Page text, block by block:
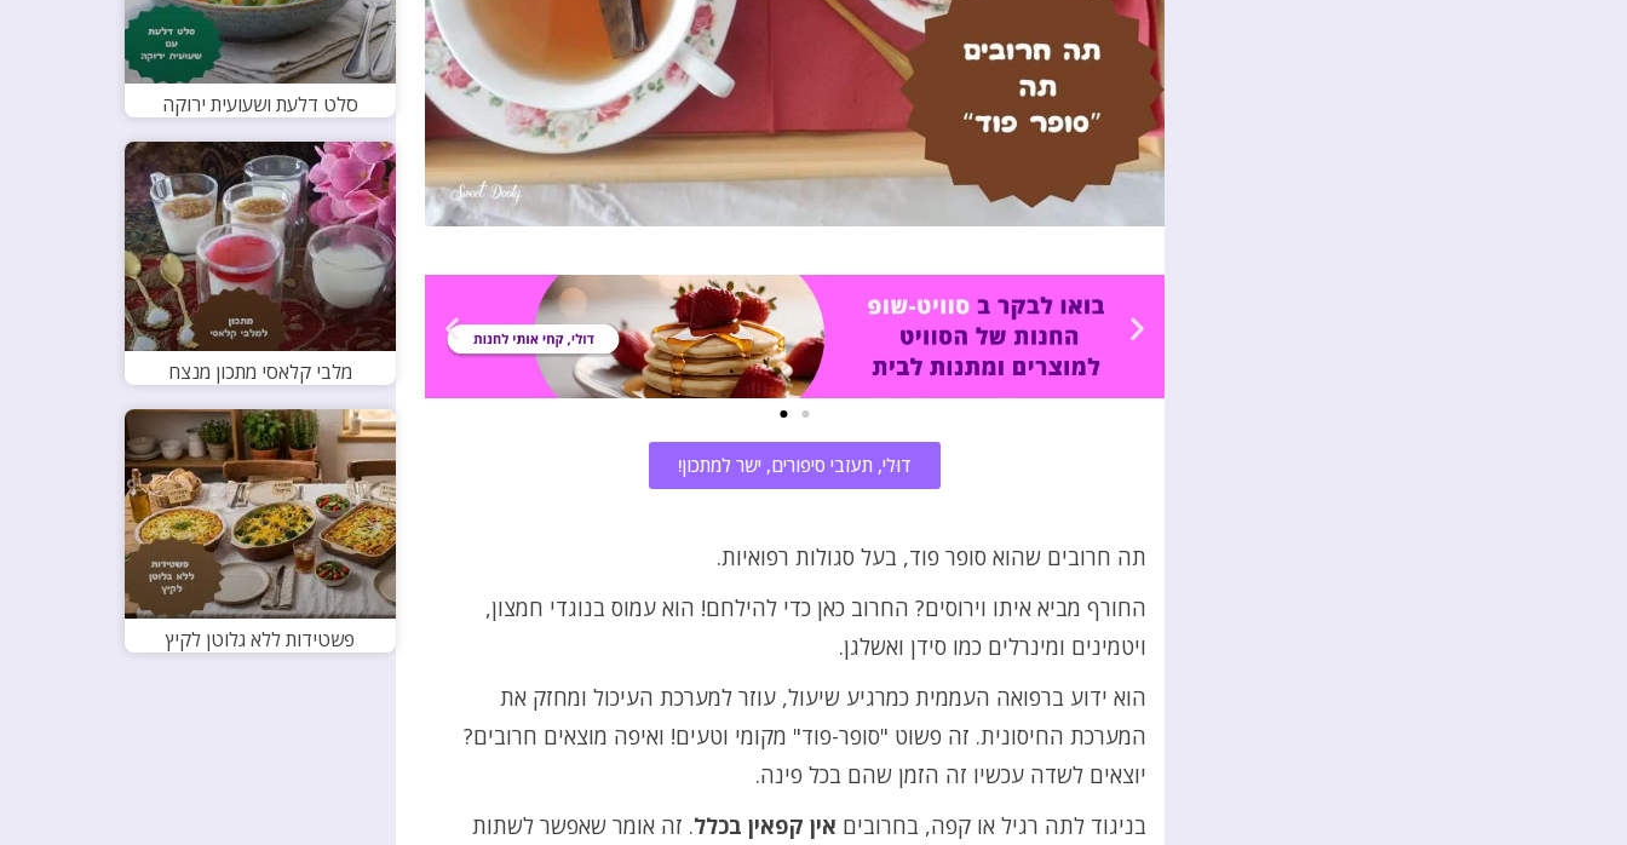
דוּלי, תעזבי סיפורים, ישר למתכון!
תה חרובים שהוא סופר פוד, בעל סגולות רפואיות.
החורף מביא איתו וירוסים? החרוב כאן כדי להילחם! הוא עמוס בנוגדי חמצון,
ויטמינים ומינרלים כמו סידן ואשלגן.
הוא ידוע ברפואה העממית כמרגיע שיעול, עוזר למערכת העיכול ומחזק את
המערכת החיסונית. זה פשוט "סופר-פוד" מקומי וטעים! ואיפה מוצאים חרובים?
יוצאים לשדה עכשיו זה הזמן שהם בכל פינה.
בניגוד לתה רגיל או קפה, בחרובים אין קפאין בכלל. זה אומר שאפשר לשתות
סלט דלעת ושעועית ירוקה
מלבי קלאסי מתכון מנצח
פשטידות ללא גלוטן לקיץ